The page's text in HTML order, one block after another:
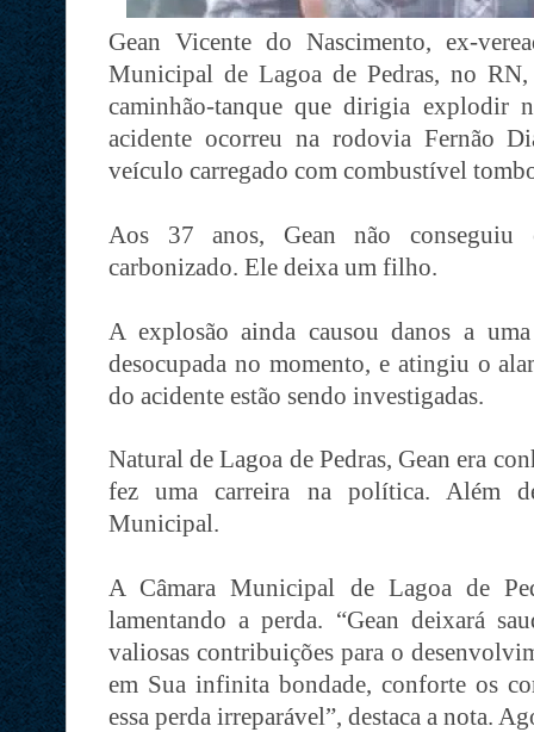
Gean Vicente do Nascimento, ex-
Municipal de Lagoa de Pedras, no
caminhão-tanque que dirigia explodir
acidente ocorreu na rodovia Fernão
veículo carregado com combustível
Aos 37 anos, Gean não conseguiu
carbonizado. Ele deixa um filho.
A explosão ainda causou danos a
desocupada no momento, e atingiu o
do acidente estão sendo investigadas.
Natural de Lagoa de Pedras, Gean era
fez uma carreira na política. Além
Municipal.
A Câmara Municipal de Lagoa de
lamentando a perda. “Gean deixará
valiosas contribuições para o
em Sua infinita bondade, conforte os
essa perda irreparável”, destaca a nota.